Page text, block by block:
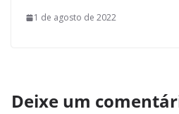
1 de agosto de 2022
Deixe um